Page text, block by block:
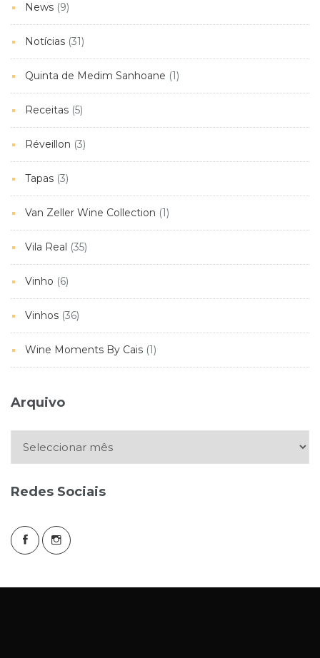
News (9)
Notícias (31)
Quinta de Medim Sanhoane (1)
Receitas (5)
Réveillon (3)
Tapas (3)
Van Zeller Wine Collection (1)
Vila Real (35)
Vinho (6)
Vinhos (36)
Wine Moments By Cais (1)
Arquivo
Redes Sociais